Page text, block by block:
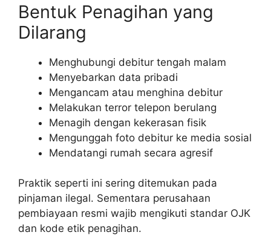
Bentuk Penagihan yang
Dilarang
Menghubungi debitur tengah malam
Menyebarkan data pribadi
Mengancam atau menghina debitur
Melakukan terror telepon berulang
Menagih dengan kekerasan fisik
Mengunggah foto debitur ke media sosial
Mendatangi rumah secara agresif
Praktik seperti ini sering ditemukan pada
pinjaman ilegal. Sementara perusahaan
pembiayaan resmi wajib mengikuti standar OJK
dan kode etik penagihan.